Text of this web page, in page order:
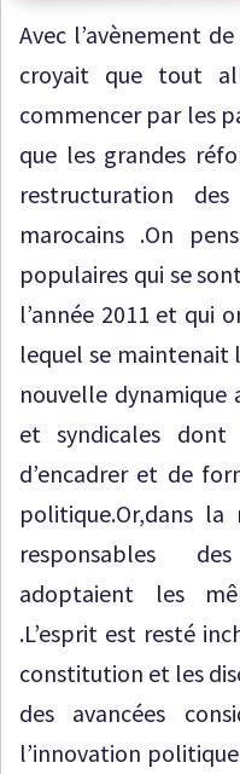
Avec l’avènement
croyait que tout
commencer par les
que les grandes
restructuration
marocains .On
populaires qui se
l’année 2011 et qui
lequel se
nouvelle dynamique
et syndicales
d’encadrer et de
politique.Or,dans
responsables
adoptaient les
.L’esprit est resté
constitution et les
des avancées
l’innovation